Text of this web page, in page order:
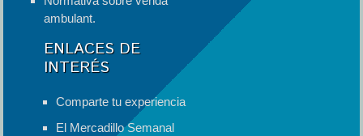
ambulant.
ENLACES DE
INTERÉS
Comparte tu experiencia
El Mercadillo Semanal